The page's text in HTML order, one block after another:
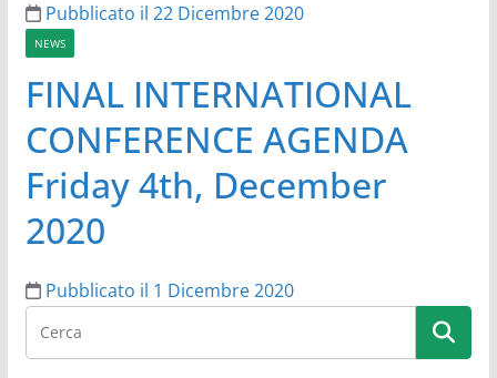
Pubblicato il 22 Dicembre 2020
NEWS
FINAL INTERNATIONAL
CONFERENCE AGENDA
Friday 4th, December
2020
Pubblicato il 1 Dicembre 2020